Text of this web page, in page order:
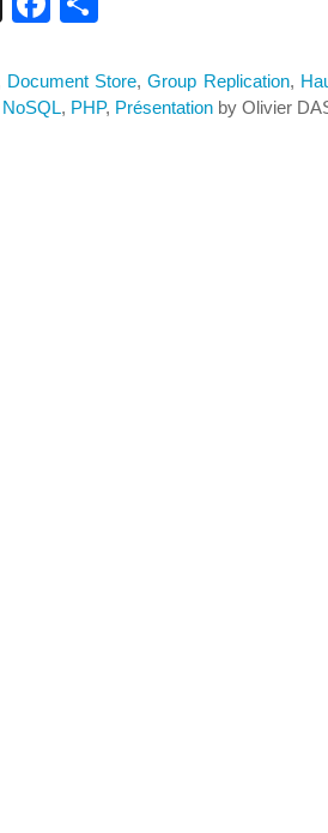
Document Store,Group Replication,
NoSQL, PHP, Présentation by Olivier